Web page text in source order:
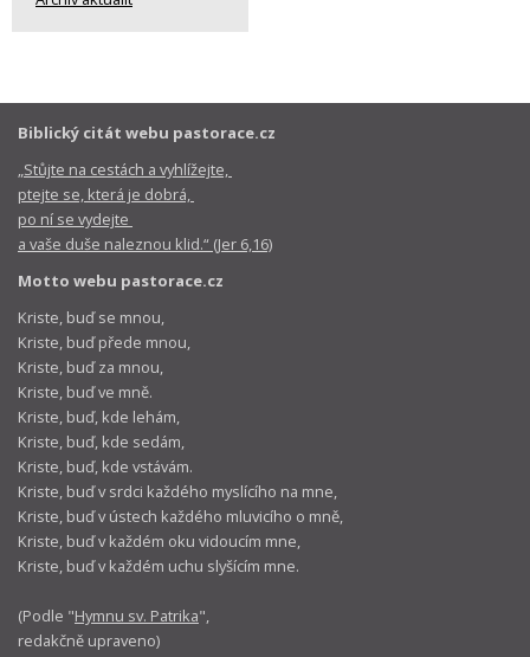
Biblický citát webu pastorace.cz
„Stůjte na cestách a vyhlížejte,
ptejte se, která je dobrá,
po ní se vydejte
a vaše duše naleznou klid.“ (Jer 6,16)
Motto webu pastorace.cz
Kriste, buď se mnou,
Kriste, buď přede mnou,
Kriste, buď za mnou,
Kriste, buď ve mně.
Kriste, buď, kde lehám,
Kriste, buď, kde sedám,
Kriste, buď, kde vstávám.
Kriste, buď v srdci každého myslícího na mne,
Kriste, buď v ústech každého mluvicího o mně,
Kriste, buď v každém oku vidoucím mne,
Kriste, buď v každém uchu slyšícím mne.
(Podle "Hymnu sv. Patrika",
redakčně upraveno)